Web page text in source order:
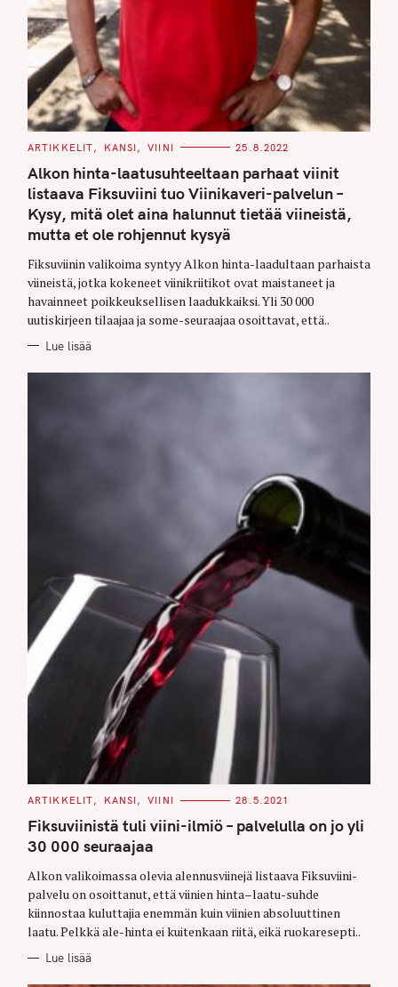
C
T
E
G
O
R
I
E
S
ARTIKKELIT KANSI VIINI 25.8.2022
Alkon hinta-laatusuhteeltaan parhaat viinit
listaava Fiksuviini tuo Viinikaveri-palvelun –
Kysy, mitä olet aina halunnut tietää viineistä,
mutta et ole rohjennut kysyä
Fiksuviinin valikoima syntyy Alkon hinta-laadultaan parhaista
viineistä, jotka kokeneet viinikriitikot ovat maistaneet ja
havainneet poikkeuksellisen laadukkaiksi. Yli 30 000
uutiskirjeen tilaajaa ja some-seuraajaa osoittavat, että..
Lue lisää
C
T
E
G
O
I
S
ARTIKKELIT KANSI VIINI 28.5.2021
Fiksuviinistä tuli viini-ilmiö – palvelulla on jo yli
30 000 seuraajaa
Alkon valikoimassa olevia alennusviinejä listaava Fiksuviini-
palvelu on osoittanut, että viinien hinta–laatu-suhde
kiinnostaa kuluttajia enemmän kuin viinien absoluuttinen
laatu. Pelkkä ale-hinta ei kuitenkaan riitä, eikä ruokaresepti..
Lue lisää